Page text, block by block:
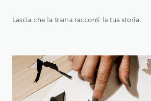
Lascia che la trama racconti la tua storia.